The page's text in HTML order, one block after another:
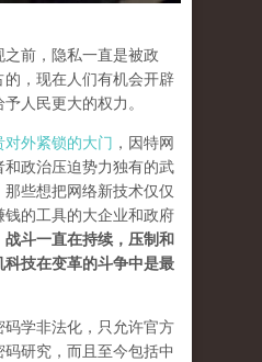
前，隐私一直是被政
，现在人们有机会开辟
人民更大的权力。
对外紧锁的大门 ，因特网
政治压迫势力独有的武
些想把网络新技术仅仅
的工具的大企业和政府
战斗一直在持续，压制和
技在变革的斗争中是最
学非法化，只允许官方
研究，而且至今包括中